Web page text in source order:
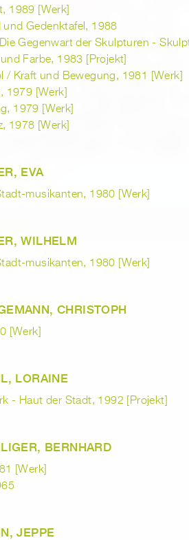
1989 [Werk]
und Gedenktafel, 1988
Die Gegenwart der Skulpturen -
Farbe, 1983 [Projekt]
/ Kraft und Bewegung, 1981 [Werk]
1979 [Werk]
1979 [Werk]
1978 [Werk]
EVA
musikanten, 1980 [Werk]
WILHELM
musikanten, 1980 [Werk]
CHRISTOPH
[Werk]
LORAINE
- Haut der Stadt, 1992 [Projekt]
BERNHARD
[Werk]
JEPPE